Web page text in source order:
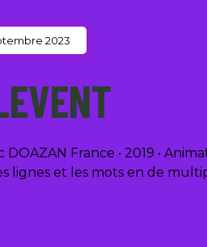
2023
DOAZAN France • 2019 •
lignes et les mots en de